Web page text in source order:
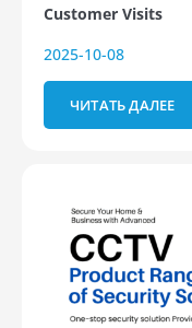
Customer Visits
2025-10-08
ЧИТАТЬ ДАЛЕЕ